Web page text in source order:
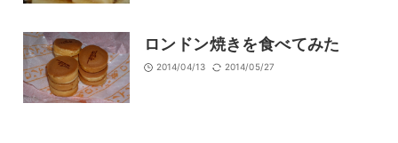
ロンドン焼きを食べてみた
2014/04/13 2014/05/27